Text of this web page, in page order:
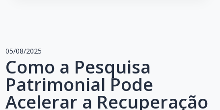
05/08/2025
Como a Pesquisa
Patrimonial Pode
Acelerar a Recuperação